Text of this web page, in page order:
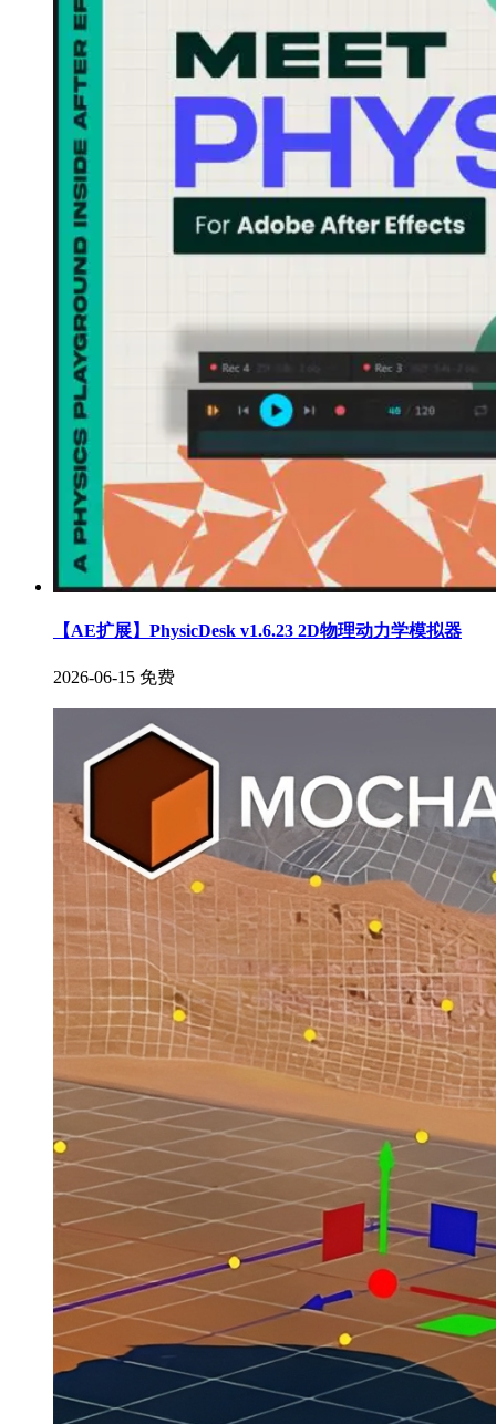
【AE扩展】PhysicDesk v1.6.23 2D物理动力学模拟器
2026-06-15 免费